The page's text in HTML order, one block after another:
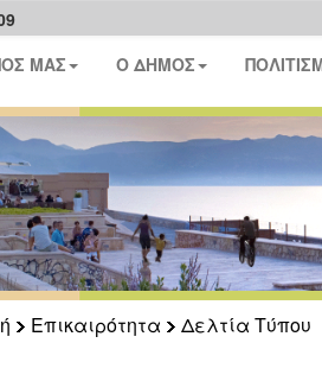
ΜΑΣ Ο ΔΗΜΟΣ
Επικαιρότητα
Δελτία Τύπου